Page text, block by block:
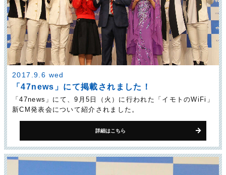
2017.9.6 wed
「47news」にて掲載されました！
「47news」にて、9月5日（火）に行われた「イモトのWiFi」
新CM発表会について紹介されました。
詳細はこちら